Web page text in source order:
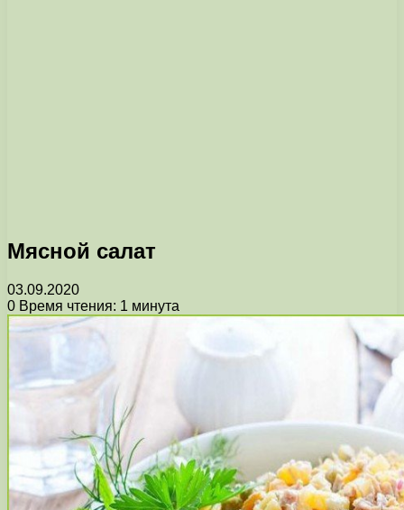
Мясной салат
03.09.2020
0 Время чтения: 1 минута